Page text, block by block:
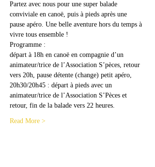
Partez avec nous pour une super balade
conviviale en canoë, puis à pieds après une
pause apéro. Une belle aventure hors du temps à
vivre tous ensemble !
Programme :
départ à 18h en canoë en compagnie d’un
animateur/trice de l’Association S’pèces, retour
vers 20h, pause détente (change) petit apéro,
20h30/20h45 : départ à pieds avec un
animateur/trice de l’Association S’Pèces et
retour, fin de la balade vers 22 heures.
Read More >